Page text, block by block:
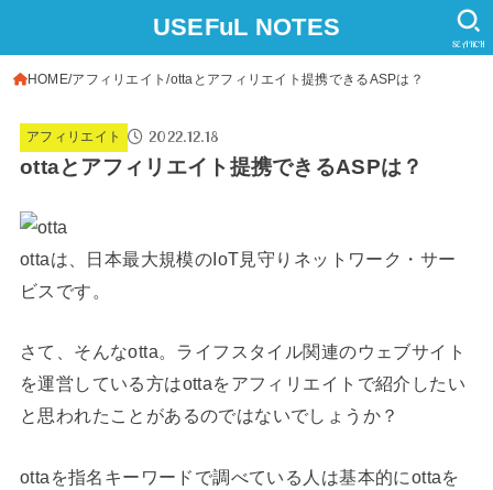
USEFuL NOTES
SEARCH
HOME アフィリエイト ottaとアフィリエイト提携できるASPは？
アフィリエイト 2022.12.18
ottaとアフィリエイト提携できるASPは？
ottaは、日本最大規模のIoT見守りネットワーク・サー
ビスです。
さて、そんなotta。ライフスタイル関連のウェブサイト
を運営している方はottaをアフィリエイトで紹介したい
と思われたことがあるのではないでしょうか？
ottaを指名キーワードで調べている人は基本的にottaを